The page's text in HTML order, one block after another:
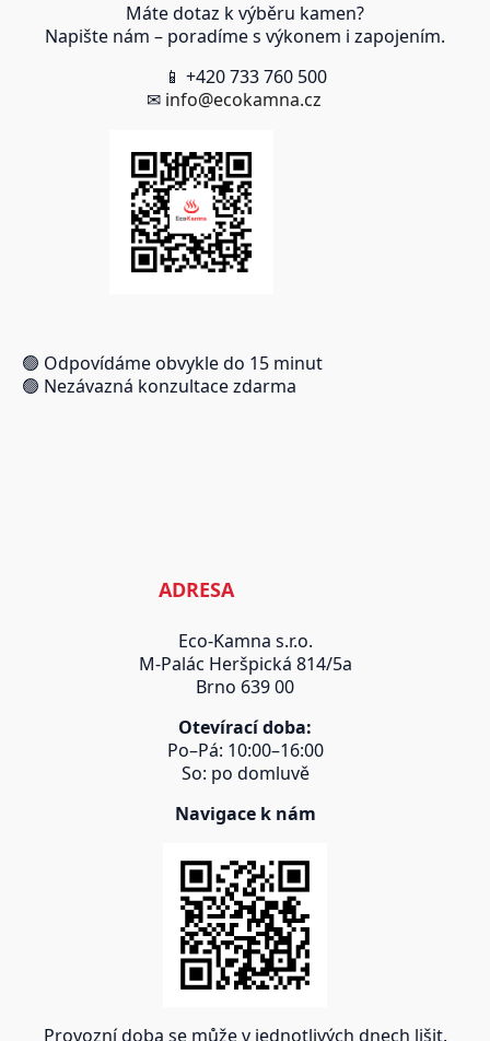
Máte dotaz k výběru kamen?
Napište nám – poradíme s výkonem i zapojením.
📱 +420 733 760 500
✉ info@ecokamna.cz
🟢 Odpovídáme obvykle do 15 minut
🟢 Nezávazná konzultace zdarma
ADRESA
Eco-Kamna s.r.o.
M-Palác Heršpická 814/5a
Brno 639 00
Otevírací doba:
Po–Pá: 10:00–16:00
So: po domluvě
Navigace k nám
Provozní doba se může v jednotlivých dnech lišit.